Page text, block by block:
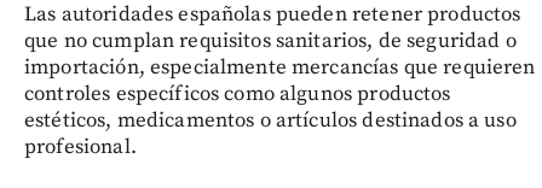
Las autoridades españolas pueden retener productos
que no cumplan requisitos sanitarios, de seguridad o
importación, especialmente mercancías que requieren
controles específicos como algunos productos
estéticos, medicamentos o artículos destinados a uso
profesional.